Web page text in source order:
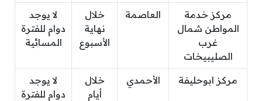
مركز خدمة
المواطن شمال
غرب
الصليبيخات
العاصمة
خلال
نهاية
الأسبوع
لا يوجد
دوام للفترة
المسائية
مركز ابوحليفة الأحمدي
خلال
أيام
لا يوجد
دوام للفترة